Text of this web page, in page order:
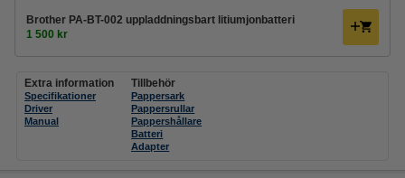
Brother PA-BT-002 uppladdningsbart litiumjonbatteri
1 500 kr
Extra information
Specifikationer
Driver
Manual
Tillbehör
Pappersark
Pappersrullar
Pappershållare
Batteri
Adapter